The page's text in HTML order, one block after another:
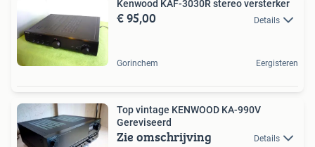
Kenwood KAF-3030R stereo versterker
€ 95,00 Details
Gorinchem Eergisteren
Top vintage KENWOOD KA-990V
Gereviseerd
Zie omschrijving Details